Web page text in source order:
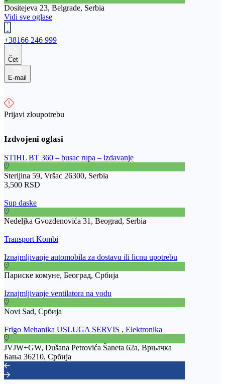
Dositejeva 23, Belgrade, Serbia
Vidi sve oglase
+38166 246 999
Čet
E-mail
Prijavi zloupotrebu
STIHL BT 360 – busac rupa – izdavanje
Sterijina 59, Vršac 26300, Serbia
3,500 RSD
Sup daske
Nedeljka Gvozdenovića 31, Beograd, Serbia
Transport Kombi
Iznajmljivanje automobila za dostavu ili licnu upotrebu
Париске комуне, Београд, Србија
Iznajmljivanje ventilatora na vodu
Novi Sad, Србија
Frigo Mehanika USLUGA SERVIS , Elektronika
JVJW+GW, Dušana Petrovića Šaneta 62a, Врњачка
Бања 36210, Србија